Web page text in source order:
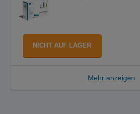
NICHT AUF LAGER
Mehr anzeigen